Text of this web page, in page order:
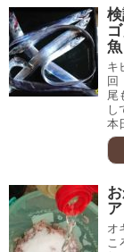
魚
キ
回
尾
し
本
オ
こ